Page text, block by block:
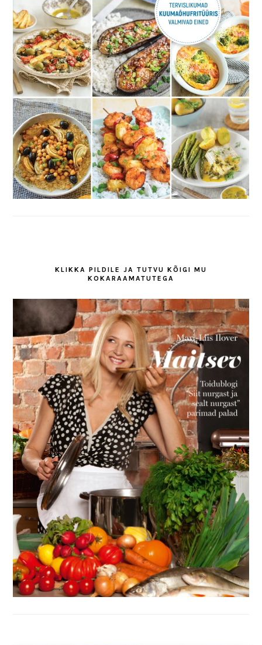
KLIKKA PILDILE JA TUTVU KÕIGI MU
KOKARAAMATUTEGA